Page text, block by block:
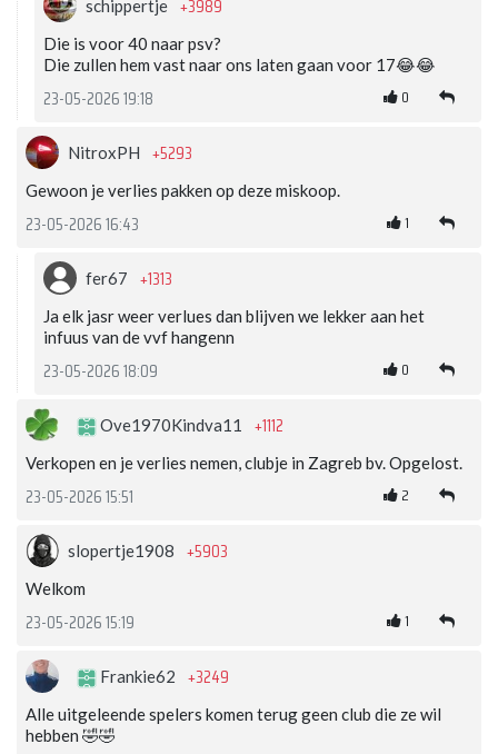
schippertje +3989
Die is voor 40 naar psv?
Die zullen hem vast naar ons laten gaan voor 17😂😂
23-05-2026 19:18 0
NitroxPH +5293
Gewoon je verlies pakken op deze miskoop.
23-05-2026 16:43 1
fer67 +1313
Ja elk jasr weer verlues dan blijven we lekker aan het
infuus van de vvf hangenn
23-05-2026 18:09 0
Ove1970Kindva11 +1112
Verkopen en je verlies nemen, clubje in Zagreb bv. Opgelost.
23-05-2026 15:51 2
slopertje1908 +5903
Welkom
23-05-2026 15:19 1
Frankie62 +3249
Alle uitgeleende spelers komen terug geen club die ze wil
hebben 🤣🤣